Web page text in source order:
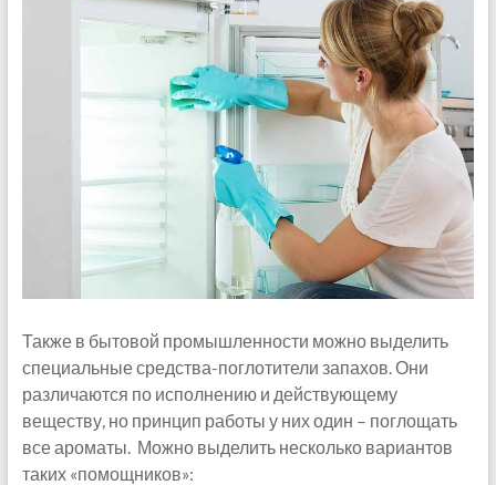
Также в бытовой промышленности можно выделить
специальные средства-поглотители запахов. Они
различаются по исполнению и действующему
веществу, но принцип работы у них один – поглощать
все ароматы. Можно выделить несколько вариантов
таких «помощников»: